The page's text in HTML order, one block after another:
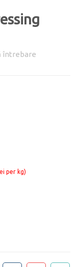
întrebare
per kg)